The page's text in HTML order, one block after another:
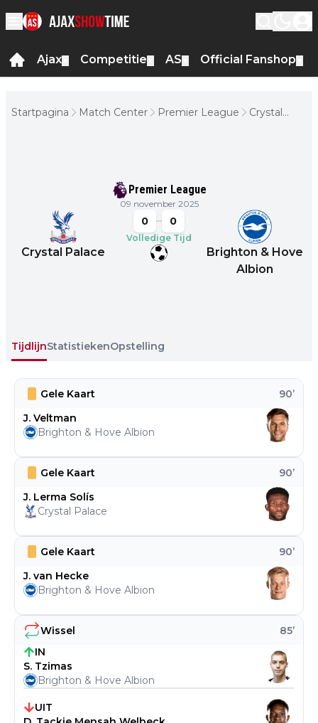
Ajax Competitie AS Official Fanshop
Startpagina Match Center Premier League
Crystal
Premier League
09 november 2025
Crystal Palace
0 0
Volledige Tijd
Brighton & Hove
Albion
TijdlijnStatistiekenOpstelling
Wissel 85’
IN
S. Tzimas
Brighton & Hove Albion
UIT
Gele Kaart 90’
J. van Hecke
Brighton & Hove Albion
Gele Kaart 90’
J. Lerma Solís
Crystal Palace
Gele Kaart 90’
J. Veltman
Brighton & Hove Albion